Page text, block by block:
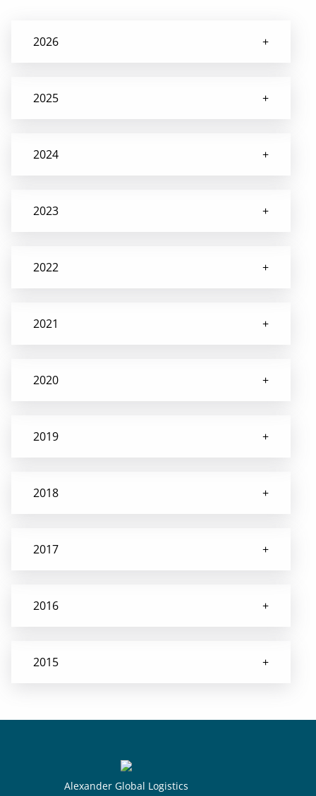
2026
2025
2024
2023
2022
2021
2020
2019
2018
2017
2016
2015
Alexander Global Logistics